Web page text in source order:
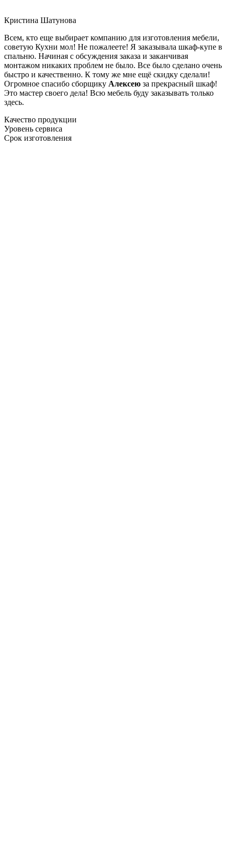
Кристина Шатунова
Всем, кто еще выбирает компанию для изготовления мебели,
советую Кухни мол! Не пожалеете! Я заказывала шкаф-купе в
спальню. Начиная с обсуждения заказа и заканчивая
монтажом никаких проблем не было. Все было сделано очень
быстро и качественно. К тому же мне ещё скидку сделали!
Огромное спасибо сборщику Алексею за прекрасный шкаф!
Это мастер своего дела! Всю мебель буду заказывать только
здесь.
Качество продукции
Уровень сервиса
Срок изготовления